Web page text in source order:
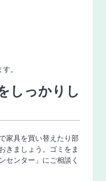
。
しっかりし
家具を買い替えたり部
きましょう。ゴミをま
センター 」にご相談く